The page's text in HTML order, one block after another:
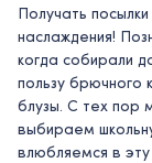
Получать
наслаждения!
когда собирали
пользу брючного
блузы. С тех пор
выбираем
влюбляемся в